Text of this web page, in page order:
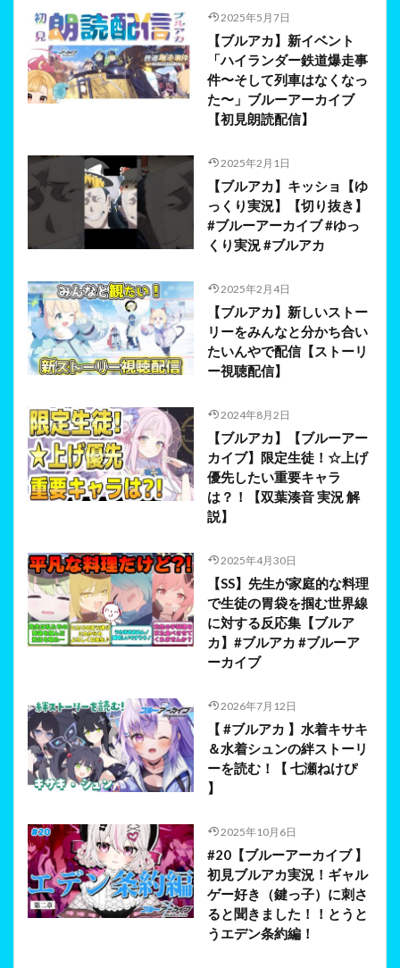
2025年5月7日
【ブルアカ】新イベント
「ハイランダー鉄道爆走事
件〜そして列車はなくなっ
た〜」ブルーアーカイブ
【初見朗読配信】
2025年2月1日
【ブルアカ】キッショ【ゆ
っくり実況】【切り抜き】
#ブルーアーカイブ #ゆっ
くり実況 #ブルアカ
2025年2月4日
【ブルアカ】新しいストー
リーをみんなと分かち合い
たいんやで配信【ストーリ
ー視聴配信】
2024年8月2日
【ブルアカ】【ブルーアー
カイブ】限定生徒！☆上げ
優先したい重要キャラ
は？！【双葉湊音 実況 解
説】
2025年4月30日
【SS】先生が家庭的な料理
で生徒の胃袋を掴む世界線
に対する反応集【ブルア
カ】#ブルアカ #ブルーア
ーカイブ
2026年7月12日
【 #ブルアカ 】水着キサキ
＆水着シュンの絆ストーリ
ーを読む！【 七瀬ねけぴ
】
2025年10月6日
#20【ブルーアーカイブ 】
初見ブルアカ実況！ギャル
ゲー好き（鍵っ子）に刺さ
ると聞きました！！とうと
うエデン条約編！